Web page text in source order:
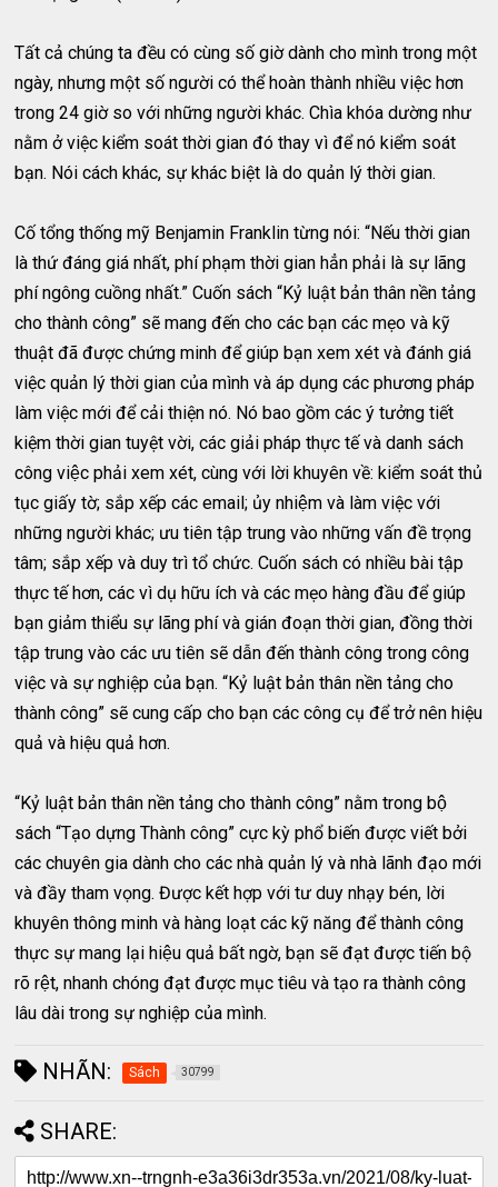
Tất cả chúng ta đều có cùng số giờ dành cho mình trong một
ngày, nhưng một số người có thể hoàn thành nhiều việc hơn
trong 24 giờ so với những người khác. Chìa khóa dường như
nằm ở việc kiểm soát thời gian đó thay vì để nó kiểm soát
bạn. Nói cách khác, sự khác biệt là do quản lý thời gian.
Cố tổng thống mỹ Benjamin Franklin từng nói: “Nếu thời gian
là thứ đáng giá nhất, phí phạm thời gian hẳn phải là sự lãng
phí ngông cuồng nhất.” Cuốn sách “Kỷ luật bản thân nền tảng
cho thành công” sẽ mang đến cho các bạn các mẹo và kỹ
thuật đã được chứng minh để giúp bạn xem xét và đánh giá
việc quản lý thời gian của mình và áp dụng các phương pháp
làm việc mới để cải thiện nó. Nó bao gồm các ý tưởng tiết
kiệm thời gian tuyệt vời, các giải pháp thực tế và danh sách
công việc phải xem xét, cùng với lời khuyên về: kiểm soát thủ
tục giấy tờ; sắp xếp các email; ủy nhiệm và làm việc với
những người khác; ưu tiên tập trung vào những vấn đề trọng
tâm; sắp xếp và duy trì tổ chức. Cuốn sách có nhiều bài tập
thực tế hơn, các vì dụ hữu ích và các mẹo hàng đầu để giúp
bạn giảm thiểu sự lãng phí và gián đoạn thời gian, đồng thời
tập trung vào các ưu tiên sẽ dẫn đến thành công trong công
việc và sự nghiệp của bạn. “Kỷ luật bản thân nền tảng cho
thành công” sẽ cung cấp cho bạn các công cụ để trở nên hiệu
quả và hiệu quả hơn.
“Kỷ luật bản thân nền tảng cho thành công” nằm trong bộ
sách “Tạo dựng Thành công” cực kỳ phổ biến được viết bởi
các chuyên gia dành cho các nhà quản lý và nhà lãnh đạo mới
và đầy tham vọng. Được kết hợp với tư duy nhạy bén, lời
khuyên thông minh và hàng loạt các kỹ năng để thành công
thực sự mang lại hiệu quả bất ngờ, bạn sẽ đạt được tiến bộ
rõ rệt, nhanh chóng đạt được mục tiêu và tạo ra thành công
lâu dài trong sự nghiệp của mình.
NHÃN: Sách 30799
SHARE: